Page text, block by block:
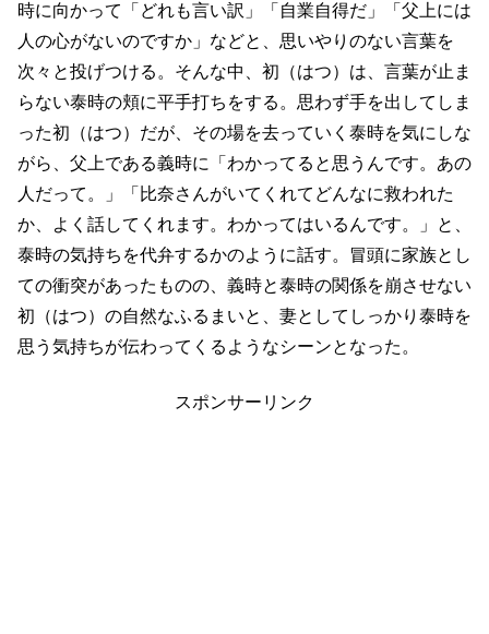
時に向かって「どれも言い訳」「自業自得だ」「父上には
人の心がないのですか」などと、思いやりのない言葉を
次々と投げつける。そんな中、初（はつ）は、言葉が止ま
らない泰時の頬に平手打ちをする。思わず手を出してしま
った初（はつ）だが、その場を去っていく泰時を気にしな
がら、父上である義時に「わかってると思うんです。あの
人だって。」「比奈さんがいてくれてどんなに救われた
か、よく話してくれます。わかってはいるんです。」と、
泰時の気持ちを代弁するかのように話す。冒頭に家族とし
ての衝突があったものの、義時と泰時の関係を崩させない
初（はつ）の自然なふるまいと、妻としてしっかり泰時を
思う気持ちが伝わってくるようなシーンとなった。
スポンサーリンク